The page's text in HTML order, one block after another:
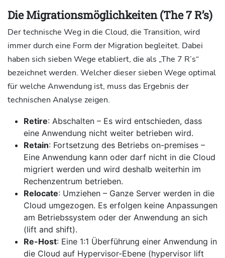
Die Migrationsmöglichkeiten (The 7 R’s)
Der technische Weg in die Cloud, die Transition, wird
immer durch eine Form der Migration begleitet. Dabei
haben sich sieben Wege etabliert, die als „The 7 R’s“
bezeichnet werden. Welcher dieser sieben Wege optimal
für welche Anwendung ist, muss das Ergebnis der
technischen Analyse zeigen.
Retire: Abschalten – Es wird entschieden, dass
eine Anwendung nicht weiter betrieben wird.
Retain: Fortsetzung des Betriebs on-premises –
Eine Anwendung kann oder darf nicht in die Cloud
migriert werden und wird deshalb weiterhin im
Rechenzentrum betrieben.
Relocate: Umziehen – Ganze Server werden in die
Cloud umgezogen. Es erfolgen keine Anpassungen
am Betriebssystem oder der Anwendung an sich
(lift and shift).
Re-Host: Eine 1:1 Überführung einer Anwendung in
die Cloud auf Hypervisor-Ebene (hypervisor lift